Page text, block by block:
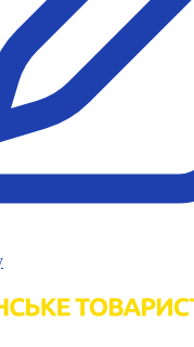
для глухих
Вінницька область
Волинська область
Дніпропетровська область
Донецька область
Закарпатська область
Запорізька область
Кіровоградська область